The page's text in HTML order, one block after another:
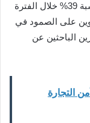
(SOL) تراجعًا بنسبة 39% خلال الفترة
على الصمود في
الباحثين عن
التجارة